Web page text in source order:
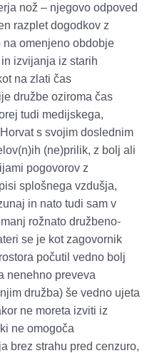
nož – njegovo odpoved
razplet dogodkov z
omenjeno obdobje
izvijanja iz starih
na zlati čas
družbe oziroma čas
tudi medijskega,
s svojim doslednim
(ne)prilik, z bolj ali
pogovorov z
splošnega vzdušja,
in nato tudi sam v
rožnato družbeno-
se je kot zagovornik
počutil vedno bolj
nenehno preveva
družba) še vedno ujeta
ne moreta izviti iz
ne omogoča
brez strahu pred cenzuro,